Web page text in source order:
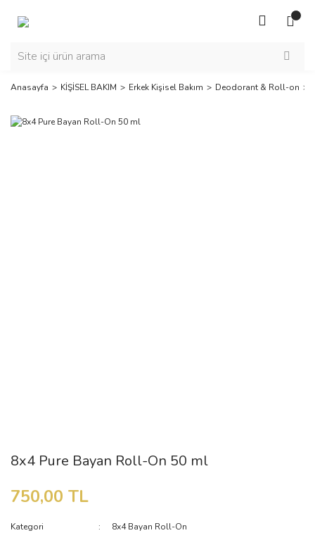
Anasayfa KİŞİSEL BAKIM Erkek Kişisel Bakım Deodorant & Roll-on
8x4 Pure Bayan Roll-On 50 ml
750,00 TL
Kategori
8x4 Bayan Roll-On